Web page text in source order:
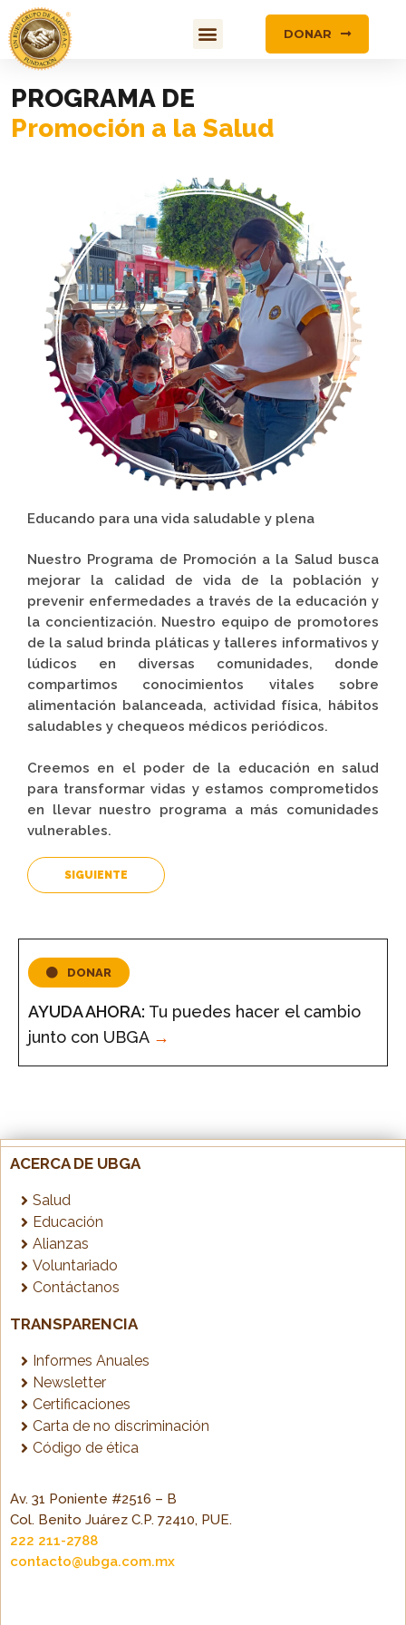
DONAR
PROGRAMA DE
Promoción a la Salud
Educando para una vida saludable y plena
Nuestro Programa de Promoción a la Salud busca
mejorar la calidad de vida de la población y
prevenir enfermedades a través de la educación y
la concientización. Nuestro equipo de promotores
de la salud brinda pláticas y talleres informativos y
lúdicos en diversas comunidades, donde
compartimos conocimientos vitales sobre
alimentación balanceada, actividad física, hábitos
saludables y chequeos médicos periódicos.
Creemos en el poder de la educación en salud
para transformar vidas y estamos comprometidos
en llevar nuestro programa a más comunidades
vulnerables.
SIGUIENTE
DONAR
AYUDA AHORA: Tu puedes hacer el cambio
junto con UBGA →
ACERCA DE UBGA
Salud
Educación
Alianzas
Voluntariado
Contáctanos
TRANSPARENCIA
Informes Anuales
Newsletter
Certificaciones
Carta de no discriminación
Código de ética
Av. 31 Poniente #2516 – B
Col. Benito Juárez C.P. 72410, PUE.
222 211-2788
contacto@ubga.com.mx